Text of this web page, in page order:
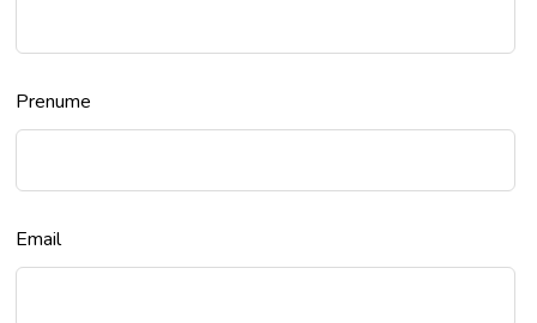
Prenume
Email